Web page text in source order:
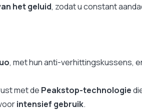
het geluid, zodat u constant
, met hun anti-verhittingskussens,
met de Peakstop-technologie
intensief gebruik.